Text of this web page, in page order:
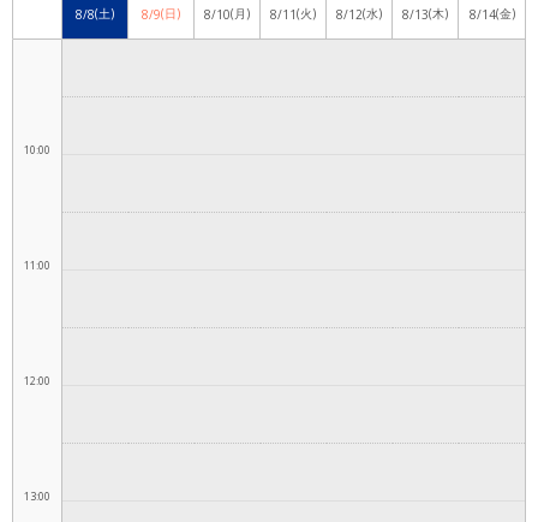
8/8(土) 8/9(日) 8/10(月) 8/11(火) 8/12(水) 8/13(木) 8/14(金)
10:00
11:00
12:00
13:00